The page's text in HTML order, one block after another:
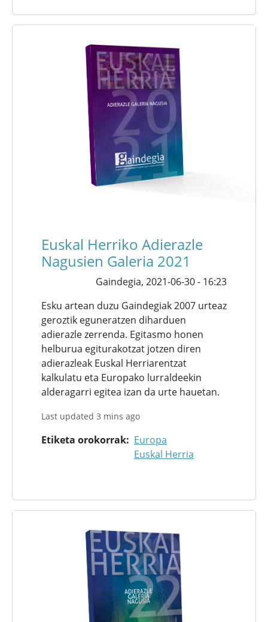
Euskal Herriko Adierazle
Nagusien Galeria 2021
Gaindegia, 2021-06-30 - 16:23
Esku artean duzu Gaindegiak 2007 urteaz
geroztik eguneratzen diharduen
adierazle zerrenda. Egitasmo honen
helburua egiturakotzat jotzen diren
adierazleak Euskal Herriarentzat
kalkulatu eta Europako lurraldeekin
alderagarri egitea izan da urte hauetan.
Last updated 3 mins ago
Etiketa orokorrak
Europa
Euskal Herria